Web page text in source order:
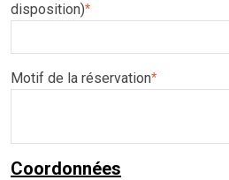
disposition)*
Motif de la réservation*
Coordonnées